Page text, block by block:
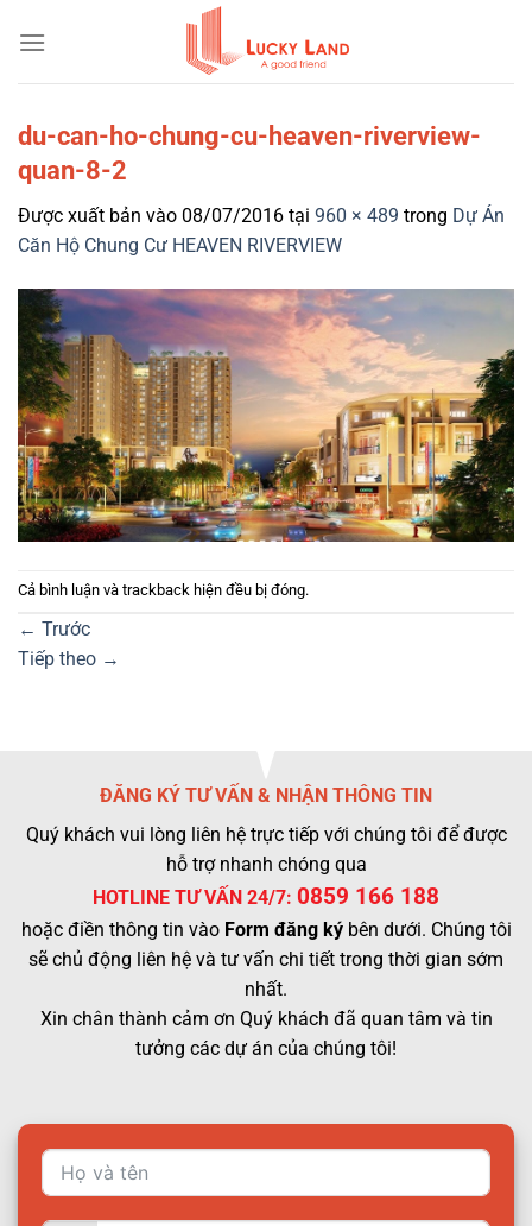
qua
du-can-ho-chung-cu-heaven-riverview-
quan-8-2
Được xuất bản vào 08/07/2016 tại 960 × 489 trong Dự Án
Căn Hộ Chung Cư HEAVEN RIVERVIEW
Cả bình luận và trackback hiện đều bị đóng.
← Trước
Tiếp theo →
ĐĂNG KÝ TƯ VẤN & NHẬN THÔNG TIN
Quý khách vui lòng liên hệ trực tiếp với chúng tôi để được
hỗ trợ nhanh chóng qua
HOTLINE TƯ VẤN 24/7: 0859 166 188
hoặc điền thông tin vào Form đăng kýbên dưới. Chúng tôi
sẽ chủ động liên hệ và tư vấn chi tiết trong thời gian sớm
nhất.
Xin chân thành cảm ơn Quý khách đã quan tâm và tin
tưởng các dự án của chúng tôi!